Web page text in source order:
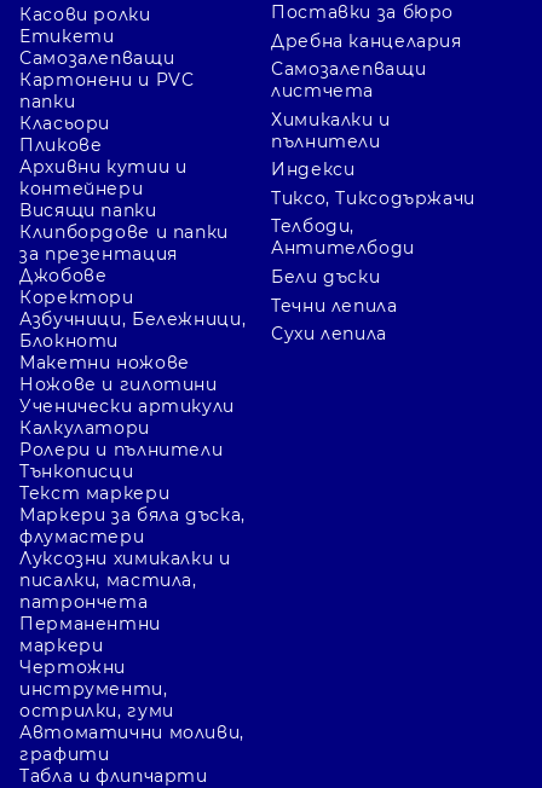
Касови ролки
Етикети
Самозалепващи
Картонени и PVC
папки
Класьори
Пликове
Архивни кутии и
контейнери
Висящи папки
Клипбордове и папки
за презентация
Джобове
Коректори
Азбучници, Бележници,
Блокноти
Поставки за бюро
Дребна канцелария
Самозалепващи
листчета
Химикалки и
пълнители
Индекси
Тиксо, Тиксодържачи
Телбоди,
Антителбоди
Бели дъски
Течни лепила
Сухи лепила
Макетни ножове
Ножове и гилотини
Ученически артикули
Калкулатори
Ролери и пълнители
Тънкописци
Текст маркери
Маркери за бяла дъска,
флумастери
Луксозни химикалки и
писалки, мастила,
патрончета
Перманентни
маркери
Чертожни
инструменти,
острилки, гуми
Автоматични моливи,
графити
Табла и флипчарти